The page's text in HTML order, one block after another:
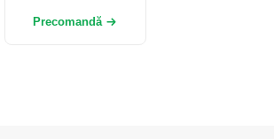
Precomandă